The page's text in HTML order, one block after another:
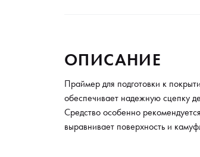
ОПИСАНИЕ
Праймер для подготовки к
обеспечивает надежную сцепку
Средство особенно
выравнивает поверхность и